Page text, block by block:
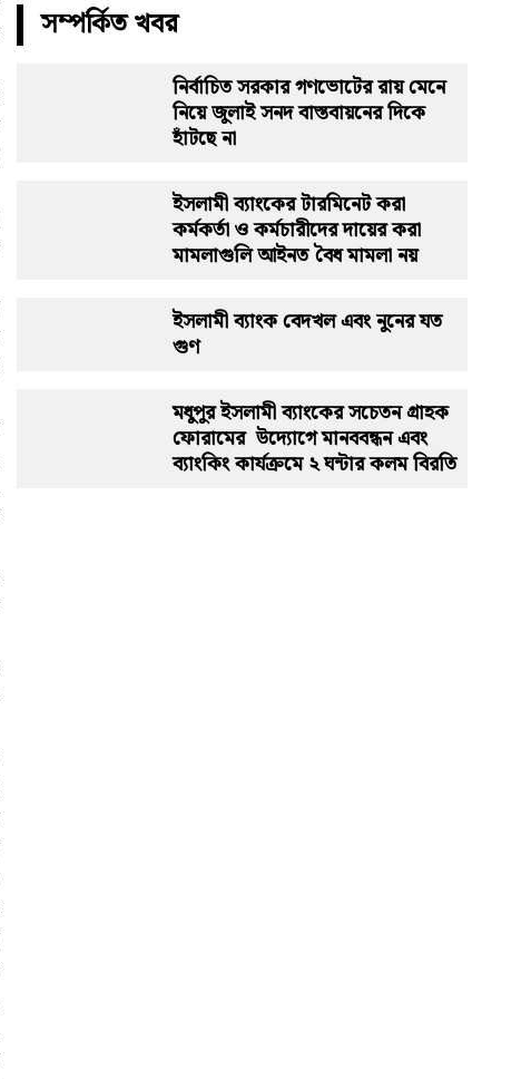
সম্পর্কিত খবর
নির্বাচিত সরকার গণভোটের রায় মেনে
নিয়ে জুলাই সনদ বাস্তবায়নের দিকে
হাঁটছে না
ইসলামী ব্যাংকের টারমিনেট করা
কর্মকর্তা ও কর্মচারীদের দায়ের করা
মামলাগুলি আইনত বৈধ মামলা নয়
ইসলামী ব্যাংক বেদখল এবং নুনের যত
গুণ
মধুপুর ইসলামী ব্যাংকের সচেতন গ্রাহক
ফোরামের উদ্যোগে মানববন্ধন এবং
ব্যাংকিং কার্যক্রমে ২ ঘন্টার কলম বিরতি